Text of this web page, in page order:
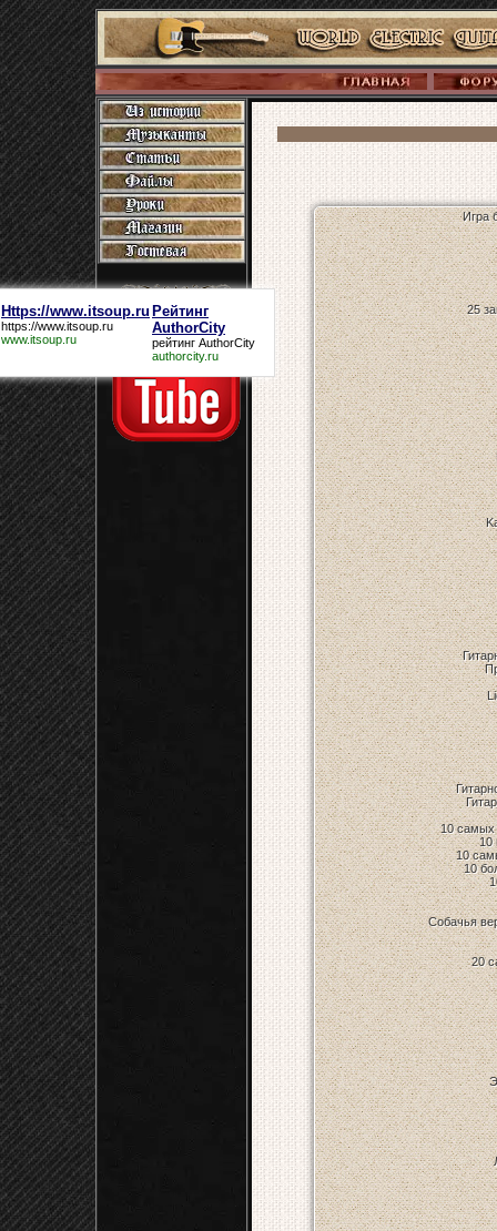
Https://www.itsoup.ru
https://www.itsoup.ru
www.itsoup.ru
Рейтинг
AuthorCity
рейтинг AuthorCity
authorcity.ru
Игра
25
10 самых
10
10
10
Собачья
20